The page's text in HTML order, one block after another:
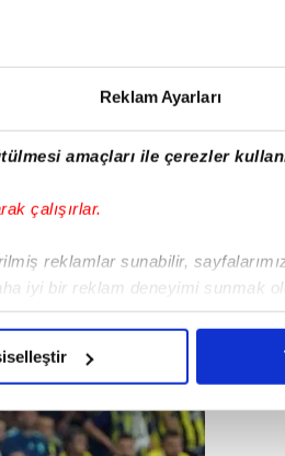
Reklam Ayarları
amaçları ile çerezler
çalışırlar.
reklamlar sunabilir,
iyi bir reklam deneyimi sunmak
ve bu noktada, reklamların
kendimize ve üçüncü kişilere ait
ayrılıp yeniden
peş